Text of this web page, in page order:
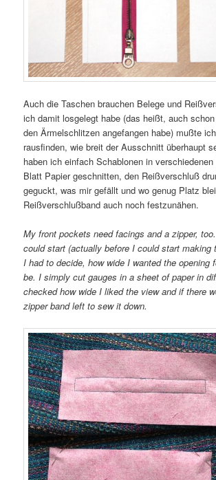
Auch die Taschen brauchen Belege und
ich damit losgelegt habe (das heißt, auch
den Ärmelschlitzen angefangen habe) mußte
rausfinden, wie breit der Ausschnitt überhaupt
haben ich einfach Schablonen in
Blatt Papier geschnitten, den Reißverschluß
geguckt, was mir gefällt und wo genug Platz
Reißverschlußband auch noch festzunähen.
My front pockets need facings and a zipper,
could start (actually before I could start making
I had to decide, how wide I wanted the opening
be. I simply cut gauges in a sheet of paper in
checked how wide I liked the view and if there
zipper band left to sew it down.